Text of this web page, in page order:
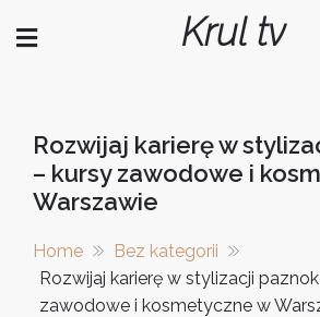
Krul tv
Rozwijaj karierę w
– kursy zawodowe i
Warszawie
Home
Bez kategorii
Rozwijaj karierę w stylizacji
zawodowe i kosmetyczne w